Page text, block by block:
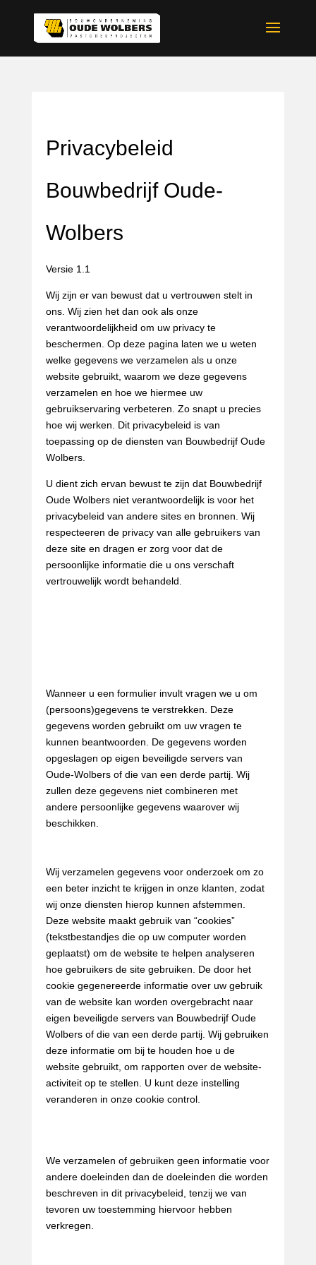
Privacybeleid
Bouwbedrijf Oude-
Wolbers
Versie 1.1
Wij zijn er van bewust dat u vertrouwen stelt in
ons. Wij zien het dan ook als onze
verantwoordelijkheid om uw privacy te
beschermen. Op deze pagina laten we u weten
welke gegevens we verzamelen als u onze
website gebruikt, waarom we deze gegevens
verzamelen en hoe we hiermee uw
gebruikservaring verbeteren. Zo snapt u precies
hoe wij werken. Dit privacybeleid is van
toepassing op de diensten van Bouwbedrijf Oude
Wolbers.
U dient zich ervan bewust te zijn dat Bouwbedrijf
Oude Wolbers niet verantwoordelijk is voor het
privacybeleid van andere sites en bronnen. Wij
respecteeren de privacy van alle gebruikers van
deze site en dragen er zorg voor dat de
persoonlijke informatie die u ons verschaft
vertrouwelijk wordt behandeld.
Wanneer u een formulier invult vragen we u om
(persoons)gegevens te verstrekken. Deze
gegevens worden gebruikt om uw vragen te
kunnen beantwoorden. De gegevens worden
opgeslagen op eigen beveiligde servers van
Oude-Wolbers of die van een derde partij. Wij
zullen deze gegevens niet combineren met
andere persoonlijke gegevens waarover wij
beschikken.
Wij verzamelen gegevens voor onderzoek om zo
een beter inzicht te krijgen in onze klanten, zodat
wij onze diensten hierop kunnen afstemmen.
Deze website maakt gebruik van “cookies”
(tekstbestandjes die op uw computer worden
geplaatst) om de website te helpen analyseren
hoe gebruikers de site gebruiken. De door het
cookie gegenereerde informatie over uw gebruik
van de website kan worden overgebracht naar
eigen beveiligde servers van Bouwbedrijf Oude
Wolbers of die van een derde partij. Wij gebruiken
deze informatie om bij te houden hoe u de
website gebruikt, om rapporten over de website-
activiteit op te stellen. U kunt deze instelling
veranderen in onze cookie control.
We verzamelen of gebruiken geen informatie voor
andere doeleinden dan de doeleinden die worden
beschreven in dit privacybeleid, tenzij we van
tevoren uw toestemming hiervoor hebben
verkregen.